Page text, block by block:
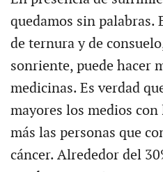
quedamos sin palabras.
de ternura y de
sonriente, puede hacer
medicinas. Es verdad
mayores los medios con
más las personas que
cáncer. Alrededor del